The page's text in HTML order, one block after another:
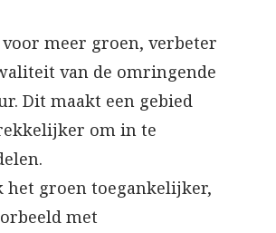
meer groen, verbeter
van de omringende
Dit maakt een gebied
om in te
het groen toegankelijker,
met